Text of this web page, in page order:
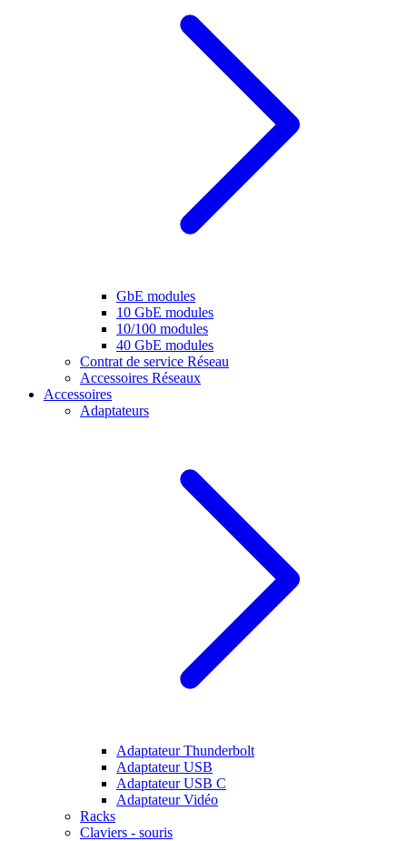
GbE modules
10 GbE modules
10/100 modules
40 GbE modules
Contrat de service Réseau
Accessoires Réseaux
Accessoires
Adaptateurs
Adaptateur Thunderbolt
Adaptateur USB
Adaptateur USB C
Adaptateur Vidéo
Racks
Claviers - souris